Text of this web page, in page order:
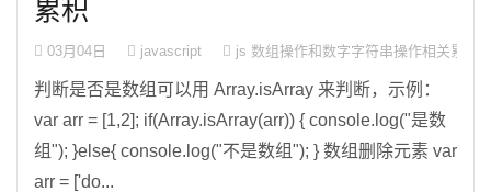
累积
03月04日 javascript js 数组操作和数字字符串操作相关累积
判断是否是数组可以用 Array.isArray 来判断，示例：
var arr = [1,2]; if(Array.isArray(arr)) { console.log("是数
组"); }else{ console.log("不是数组"); } 数组删除元素 var
arr = ['do...